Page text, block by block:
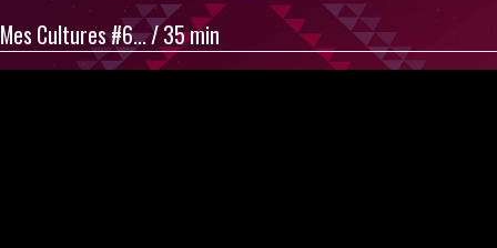
Mes Cultures #6... / 35 min